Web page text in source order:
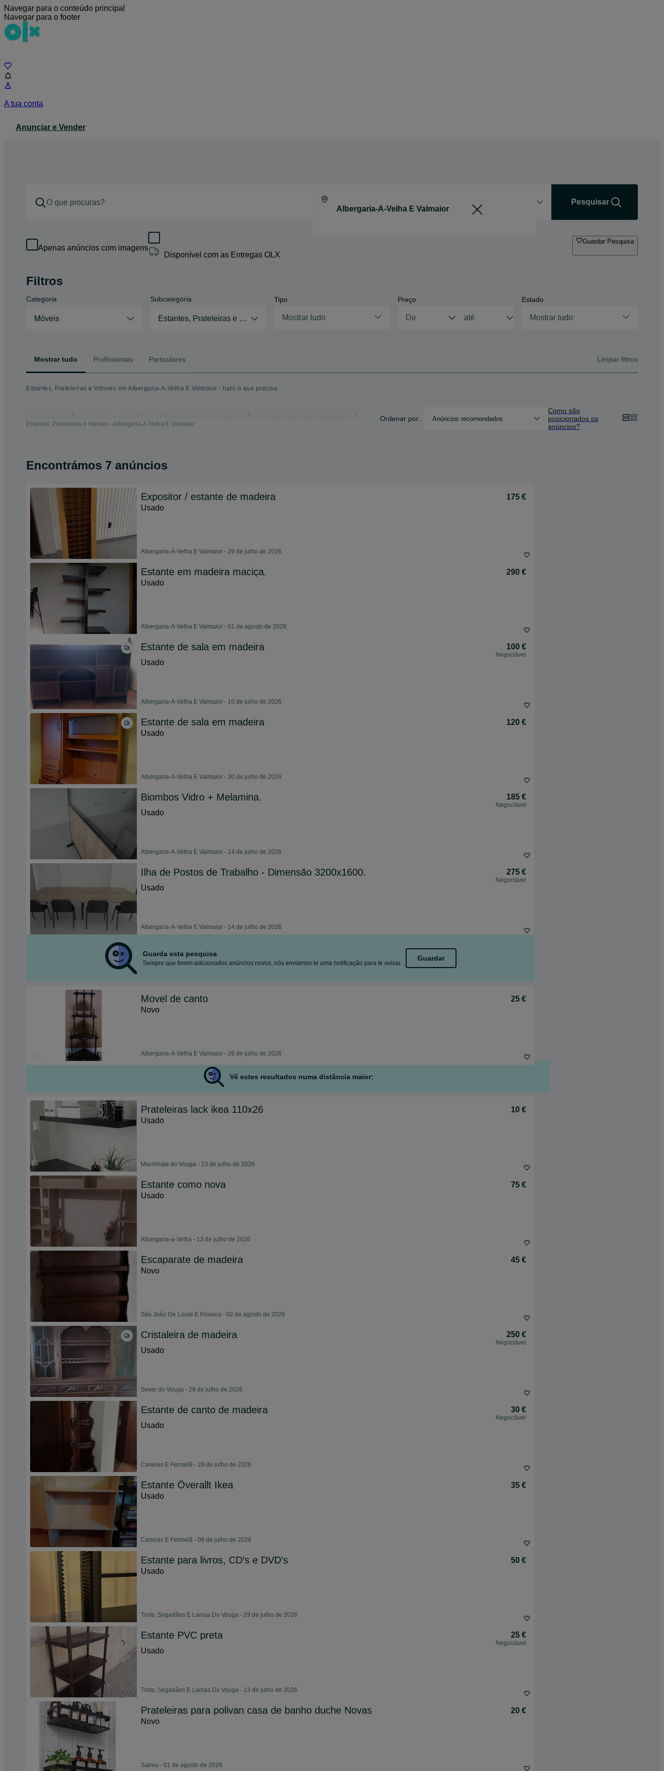
Navegar para o conteúdo principal
Navegar para o footer
A tua conta
Anunciar e Vender
Pesquisar
Apenas anúncios com imagens
Disponível com as Entregas OLX
Guardar Pesquisa
Filtros
Categoria
Móveis
Subcategoria
Estantes, Prateleiras e Vitrines
Tipo
Mostrar tudo
Preço Estado
Mostrar tudo
Mostrar tudo Profissionais Particulares Limpar filtros
Estantes, Prateleiras e Vitrines em Albergaria-A-Velha E Valmaior - tudo o que precisa
Estantes, Prateleiras e Vitrines - Albergaria-A-Velha E Valmaior
Ordenar por: Anúncios recomendados
Como são
posicionados os
anúncios?
Encontrámos 7 anúncios
Expositor / estante de madeira
175 €
Usado
Albergaria-A-Velha E Valmaior - 29 de julho de 2026
Estante em madeira maciça.
290 €
Usado
Albergaria-A-Velha E Valmaior - 01 de agosto de 2026
Estante de sala em madeira 100 €
Negociável
Usado
Albergaria-A-Velha E Valmaior - 10 de julho de 2026
Estante de sala em madeira
120 €
Usado
Albergaria-A-Velha E Valmaior - 30 de julho de 2026
Biombos Vidro + Melamina. 185 €
Negociável
Usado
Albergaria-A-Velha E Valmaior - 14 de julho de 2026
Ilha de Postos de Trabalho - Dimensão 3200x1600. 275 €
Negociável
Usado
Albergaria-A-Velha E Valmaior - 14 de julho de 2026
Guarda esta pesquisa
Sempre que forem adicionados anúncios novos, nós enviamos-te uma notificação para te avisar.
Guardar
Movel de canto
25 €
Novo
Albergaria-A-Velha E Valmaior - 26 de julho de 2026
Vê estes resultados numa distância maior:
Prateleiras lack ikea 110x26
10 €
Usado
Macinhata do Vouga - 23 de julho de 2026
Estante como nova
75 €
Usado
Albergaria-a-Velha - 13 de julho de 2026
Escaparate de madeira
45 €
Novo
São João De Loure E Frossos - 02 de agosto de 2026
Cristaleira de madeira 250 €
Negociável
Usado
Sever do Vouga - 28 de julho de 2026
Estante de canto de madeira 30 €
Negociável
Usado
Canelas E Fermelã - 29 de julho de 2026
Estante Överallt Ikea
35 €
Usado
Canelas E Fermelã - 08 de julho de 2026
Estante para livros, CD’s e DVD’s
50 €
Usado
Trofa, Segadães E Lamas Do Vouga - 29 de julho de 2026
Estante PVC preta 25 €
Negociável
Usado
Trofa, Segadães E Lamas Do Vouga - 13 de julho de 2026
Prateleiras para polivan casa de banho duche Novas
20 €
Novo
Salreu - 01 de agosto de 2026